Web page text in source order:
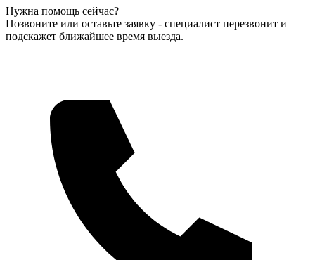
Нужна помощь сейчас?
Позвоните или оставьте заявку - специалист перезвонит и
подскажет ближайшее время выезда.